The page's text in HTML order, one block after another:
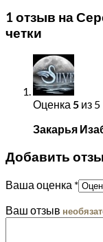
1 отзыв на
четки
Оценка 5 из 5
Закарья
Добавить
Ваша оценка *
Ваш отзыв